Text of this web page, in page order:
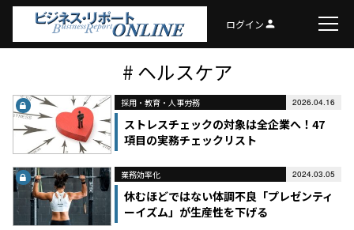
ログインperson
# ヘルスケア
採用・教育・人事労務 2026.04.16
ストレスチェックの対象は全企業へ！47
項目の実務チェックリスト
業務効率化 2024.03.05
休むほどではない体調不良「プレゼンティ
ーイズム」が生産性を下げる